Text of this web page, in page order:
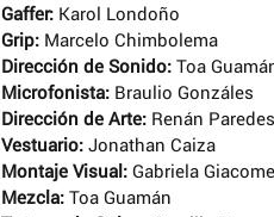
Gaffer: Karol Londoño
Grip: Marcelo Chimbolema
Dirección de Sonido: Toa
Microfonista: Braulio Gonzáles
Dirección de Arte: Renán Paredes
Vestuario: Jonathan Caiza
Montaje Visual: Gabriela
Mezcla: Toa Guamán